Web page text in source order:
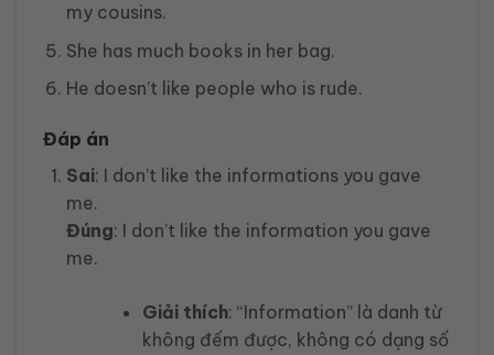
my cousins.
She has much books in her bag.
He doesn’t like people who is rude.
Đáp án
Sai: I don’t like the informations you gave
me.
Đúng: I don’t like the information you gave
me.
Giải thích: “Information” là danh từ
không đếm được, không có dạng số